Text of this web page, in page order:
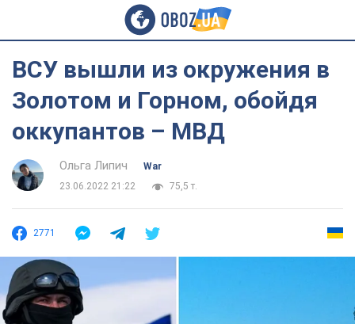
ВСУ вышли из окружения в
Золотом и Горном, обойдя
оккупантов – МВД
Ольга Липич
War
23.06.2022 21:22
75,5 т.
2771